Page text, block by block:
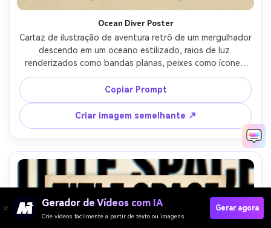
Ocean Diver Poster
Cartaz de ilustração de aventura retrô de um mergulhador
descendo em um oceano estilizado, raios de luz
renderizados como bandas planas, peixes como ícones
simples, bolhas formando uma moldura decorativa, paleta
limitada de azul profundo, água e areia, grão de
serigrafia, gradientes de meio tom para profundidade,
área de título em negrito no topo com uma pequena
barra de legendas, humor de exploração clássico, lente de
85mm, profundidade de campo rasa-AR 4:5
Copiar Prompt
Criar imagem semelhante ↗
Gerador de Vídeos com IA
Crie vídeos facilmente a partir de texto ou imagens
Gerar agora